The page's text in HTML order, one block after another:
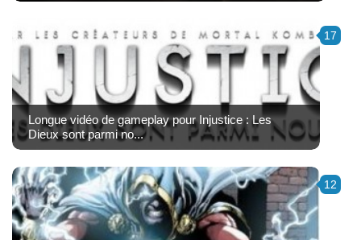
17
Longue vidéo de gameplay pour Injustice : Les
Dieux sont parmi no...
12